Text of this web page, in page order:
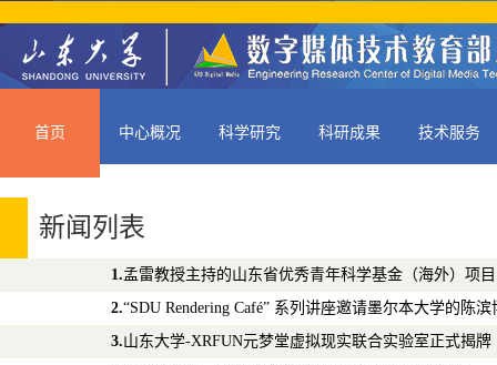
首页 中心概况 科学研究 科研成果 技术服务
新闻列表
1.孟雷教授主持的山东省优秀青年科学基金（海外）项
2.“SDU Rendering Café” 系列讲座邀请墨尔本大学的陈
3.山东大学-XRFUN元梦堂虚拟现实联合实验室正式揭牌